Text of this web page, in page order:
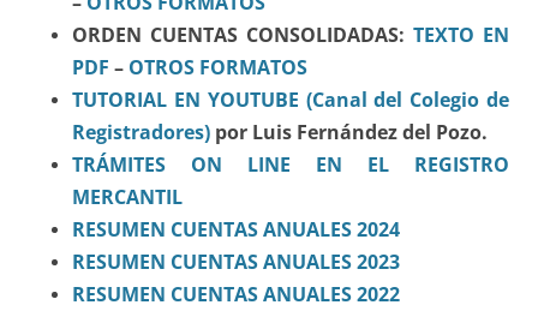
ORDEN CUENTAS CONSOLIDADAS: TEXTO EN
PDF – OTROS FORMATOS
TUTORIAL EN YOUTUBE (Canal del Colegio de
Registradores) por Luis Fernández del Pozo.
TRÁMITES ON LINE EN EL REGISTRO
MERCANTIL
RESUMEN CUENTAS ANUALES 2024
RESUMEN CUENTAS ANUALES 2023
RESUMEN CUENTAS ANUALES 2022